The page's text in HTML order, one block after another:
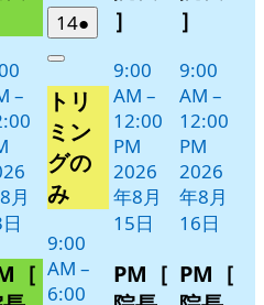
日
ン
ト)
–
月
［
142026
年
月
14
日
●
件
ベ
ン
ト)
Close
トリ
ミン
グの
み
9:00
AM –
6:00
日
ン
ト)
］
9:00
AM –
12:00
PM
2026
年8月
15日
PM［
日
］
9:00
AM –
12:00
PM
2026
年8月
16日
PM［